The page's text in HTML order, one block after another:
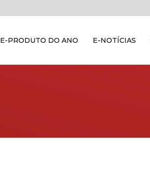
E-PRODUTO DO ANO E-NOTÍCIAS